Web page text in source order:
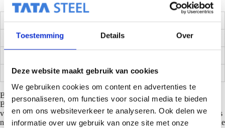
Toestemming Details Over
Deze website maakt gebruik van cookies
We gebruiken cookies om content en advertenties te
personaliseren, om functies voor social media te bieden
en om ons websiteverkeer te analyseren. Ook delen we
informatie over uw gebruik van onze site met onze
Datum 2020 2021 2022 2023
Buildsight (m2) 09-06-21 – 9,0 + 5,0
Bouwkennis (€) 25 -06-21 – 4,7 + 1,4
Bouwkennis en Buildsight geven iedere 3 maanden een update.
BouwKennis houdt in juni de ramingen 2021 en 2022 gelijk aan die
van maart, omdat ze enkele ontwikkelingen willen afwachten alvorens
nieuwe conclusies te trekken. Mocht de positieve lijn doortrekken in de